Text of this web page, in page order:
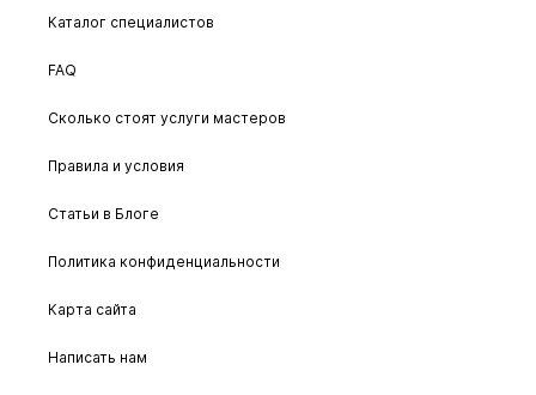
Каталог специалистов
FAQ
Сколько стоят услуги мастеров
Правила и условия
Статьи в Блоге
Политика конфиденциальности
Карта сайта
Написать нам